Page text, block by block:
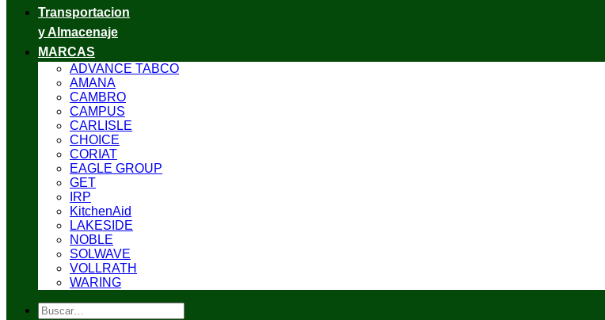
Transportacion
y Almacenaje
MARCAS
ADVANCE TABCO
AMANA
CAMBRO
CAMPUS
CARLISLE
CHOICE
CORIAT
EAGLE GROUP
GET
IRP
KitchenAid
LAKESIDE
NOBLE
SOLWAVE
VOLLRATH
WARING
Buscar